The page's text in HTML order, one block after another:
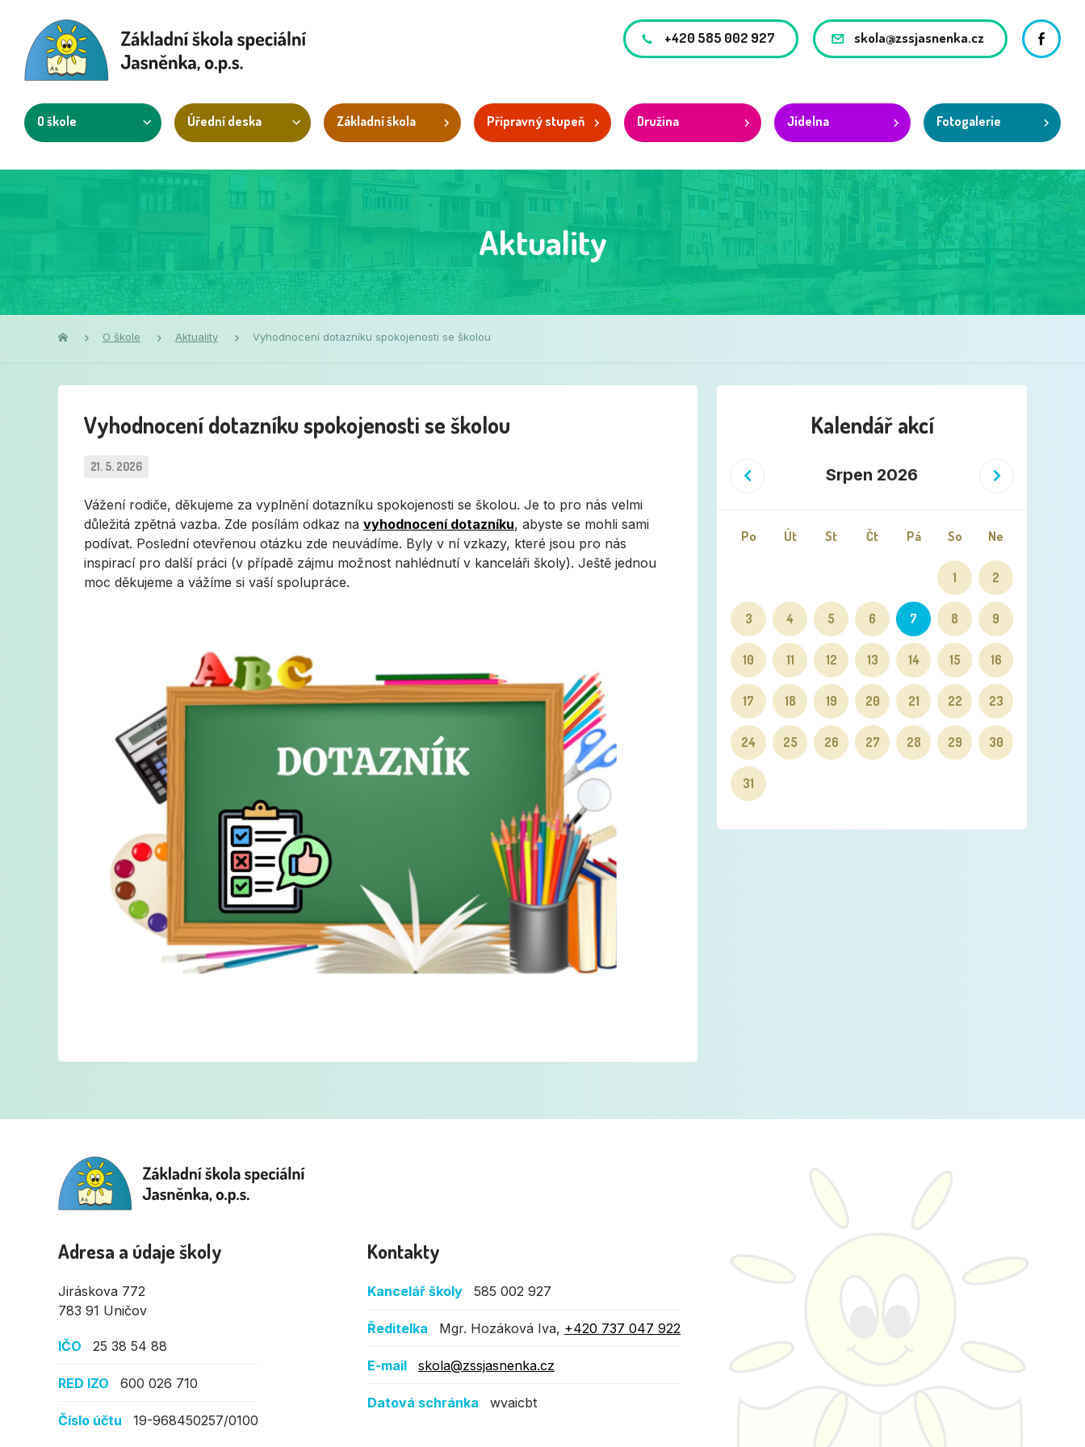
+420 585 002 927 skola@zssjasnenka.cz
O škole Úřední deska Základní škola Přípravný stupeň Družina Jídelna Fotogalerie
Aktuality
O škole Aktuality Vyhodnocení dotazníku spokojenosti se školou
Vyhodnocení dotazníku spokojenosti se školou
21. 5. 2026
Vážení rodiče, děkujeme za vyplnění dotazníku spokojenosti se školou. Je to pro nás velmi
důležitá zpětná vazba. Zde posílám odkaz na vyhodnocení dotazníku, abyste se mohli sami
podívat. Poslední otevřenou otázku zde neuvádíme. Byly v ní vzkazy, které jsou pro nás
inspirací pro další práci (v případě zájmu možnost nahlédnutí v kanceláři školy). Ještě jednou
moc děkujeme a vážíme si vaší spolupráce.
Kalendář akcí
PředchozíSrpen 2026 Následující
Po Út St Čt Pá So Ne
1 2
3 4 5 6 7 8 9
10 11 12 13 14 15 16
17 18 19 20 21 22 23
24 25 26 27 28 29 30
31
Adresa a údaje školy
Jiráskova 772
783 91 Uničov
IČO 25 38 54 88
RED IZO 600 026 710
Číslo účtu 19-968450257/0100
Kontakty
Kancelář školy 585 002 927
Ředitelka Mgr. Hozáková Iva, +420 737 047 922
E-mail skola@zssjasnenka.cz
Datová schránka wvaicbt